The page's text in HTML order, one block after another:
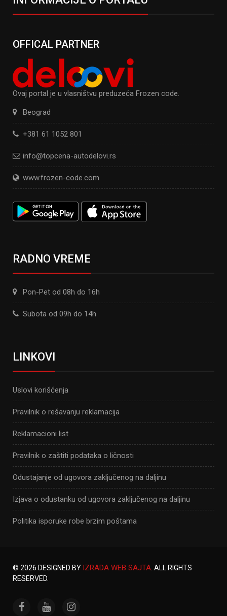
OFFICAL PARTNER
Ovaj portal je u vlasništvu preduzeća Frozen code.
Beograd
+381 61 1052 801
info@topcena-autodelovi.rs
www.frozen-code.com
RADNO VREME
Pon-Pet od 08h do 16h
Subota od 09h do 14h
LINKOVI
Uslovi korišćenja
Pravilnik o rešavanju reklamacija
Reklamacioni list
Pravilnik o zaštiti podataka o ličnosti
Odustajanje od ugovora zaključenog na daljinu
Izjava o odustanku od ugovora zaključenog na daljinu
Politika isporuke robe brzim poštama
© 2026 DESIGNED BY IZRADA WEB SAJTA . ALL RIGHTS
RESERVED.